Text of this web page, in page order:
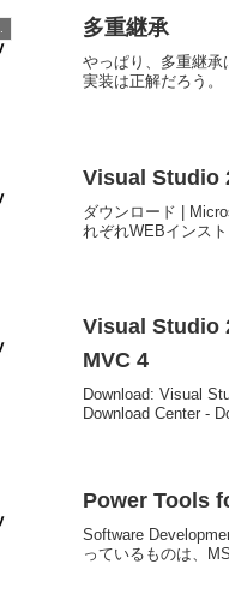
多重継承
やっぱり、多重継承
実装は正解だろう。
Visual Studio
ダウンロード |
れぞれWEBインス
Visual Studio
MVC 4
Download: Visual
Download Center -
Power Tools
Software
っているものは、